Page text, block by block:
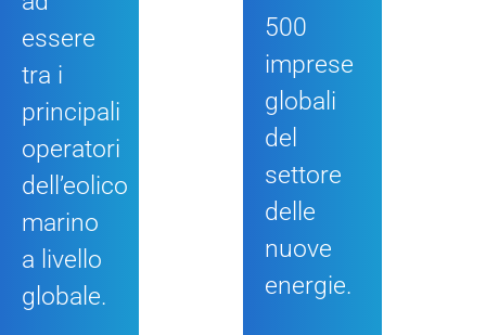
essere
tra i
principali
operatori
dell’eolico
marino
a livello
globale.
500
imprese
globali
del
settore
delle
nuove
energie.